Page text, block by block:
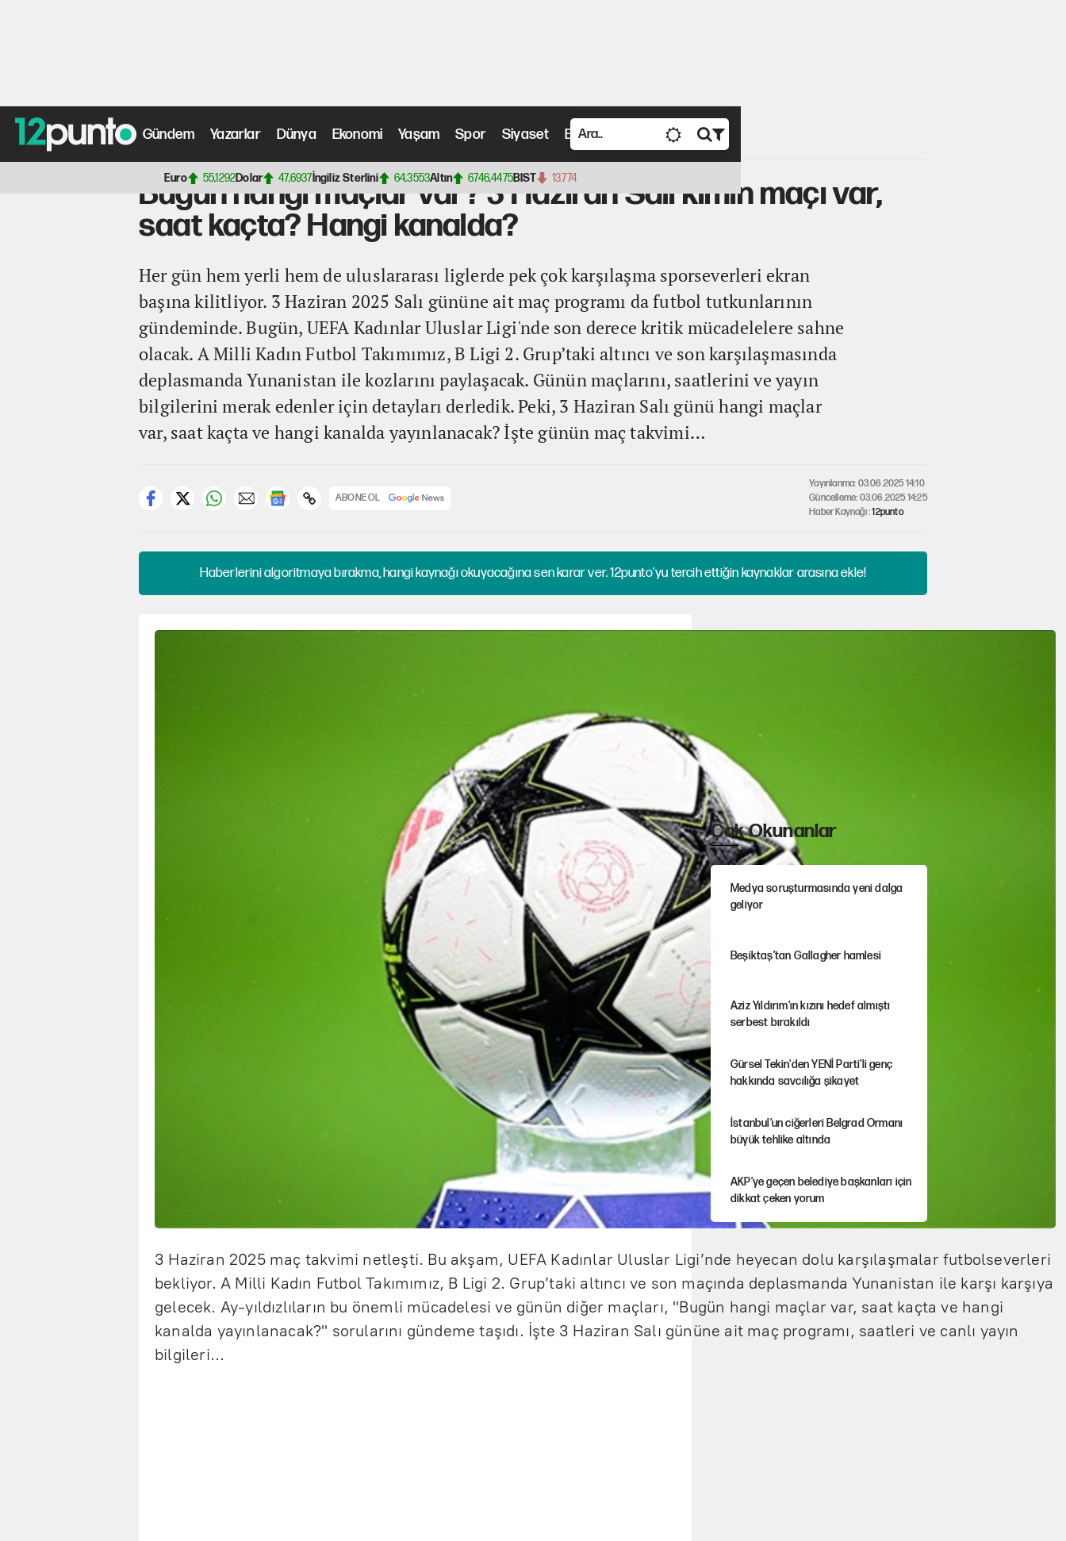
Gündem Yazarlar Dünya Ekonomi Yaşam Spor Siyaset Bilim ve Teknoloji Video
Euro 55,1292Dolar 47,6937 İngiliz Sterlini 64,3553Altın 6746,4475BIST 13.774
Anasayfa>Fotoğraf Galerisi> Bugün hangi maçlar var? 3 Haziran Salı kimin maçı var, saat kaçta? Hangi kanalda?
Bugün hangi maçlar var? 3 Haziran Salı kimin maçı var,
saat kaçta? Hangi kanalda?
Her gün hem yerli hem de uluslararası liglerde pek çok karşılaşma sporseverleri ekran
başına kilitliyor. 3 Haziran 2025 Salı gününe ait maç programı da futbol tutkunlarının
gündeminde. Bugün, UEFA Kadınlar Uluslar Ligi'nde son derece kritik mücadelelere sahne
olacak. A Milli Kadın Futbol Takımımız, B Ligi 2. Grup’taki altıncı ve son karşılaşmasında
deplasmanda Yunanistan ile kozlarını paylaşacak. Günün maçlarını, saatlerini ve yayın
bilgilerini merak edenler için detayları derledik. Peki, 3 Haziran Salı günü hangi maçlar
var, saat kaçta ve hangi kanalda yayınlanacak? İşte günün maç takvimi…
ABONE OL
Yayınlanma: 03.06.2025 14:10
Güncelleme: 03.06.2025 14:25
Haber Kaynağı :12punto
Haberlerini algoritmaya bırakma, hangi kaynağı okuyacağına sen karar ver. 12punto'yu tercih ettiğin kaynaklar arasına ekle!
3 Haziran 2025 maç takvimi netleşti. Bu akşam, UEFA Kadınlar Uluslar Ligi’nde heyecan dolu karşılaşmalar futbolseverleri
bekliyor. A Milli Kadın Futbol Takımımız, B Ligi 2. Grup’taki altıncı ve son maçında deplasmanda Yunanistan ile karşı karşıya
gelecek. Ay-yıldızlıların bu önemli mücadelesi ve günün diğer maçları, "Bugün hangi maçlar var, saat kaçta ve hangi
kanalda yayınlanacak?" sorularını gündeme taşıdı. İşte 3 Haziran Salı gününe ait maç programı, saatleri ve canlı yayın
bilgileri...
Çok Okunanlar
Medya soruşturmasında yeni dalga
geliyor
Beşiktaş’tan Gallagher hamlesi
Aziz Yıldırım'ın kızını hedef almıştı
serbest bırakıldı
Gürsel Tekin'den YENİ Parti’li genç
hakkında savcılığa şikayet
İstanbul’un ciğerleri Belgrad Ormanı
büyük tehlike altında
AKP’ye geçen belediye başkanları için
dikkat çeken yorum
Schengen uygulaması için tarih verdi
Salah’ın Trabzonspor alacakları için
haciz süreci